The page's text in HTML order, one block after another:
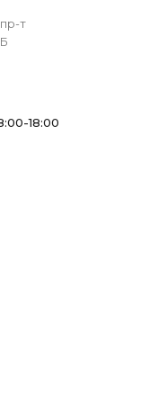
т
18:00